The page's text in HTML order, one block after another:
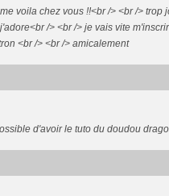
voila chez vous !!<br /> <br />
/> <br /> je vais vite
<br /> <br /> amicalement
d'avoir le tuto du doudou